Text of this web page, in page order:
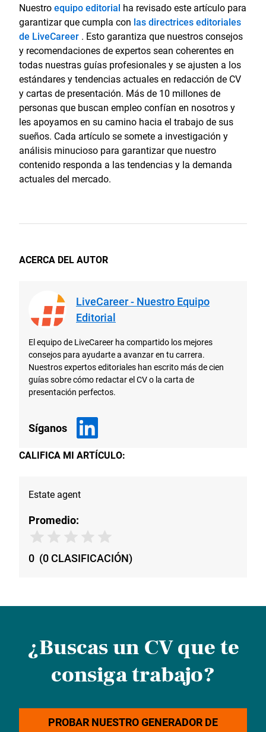
Nuestroequipo editorial ha revisado este artículo para
garantizar que cumpla con las directrices editoriales
de LiveCareer . Esto garantiza que nuestros consejos
y recomendaciones de expertos sean coherentes en
todas nuestras guías profesionales y se ajusten a los
estándares y tendencias actuales en redacción de CV
y cartas de presentación. Más de 10 millones de
personas que buscan empleo confían en nosotros y
les apoyamos en su camino hacia el trabajo de sus
sueños. Cada artículo se somete a investigación y
análisis minucioso para garantizar que nuestro
contenido responda a las tendencias y la demanda
actuales del mercado.
ACERCA DEL AUTOR
LiveCareer - Nuestro Equipo
Editorial
El equipo de LiveCareer ha compartido los mejores
consejos para ayudarte a avanzar en tu carrera.
Nuestros expertos editoriales han escrito más de cien
guías sobre cómo redactar el CV o la carta de
presentación perfectos.
Síganos
CALIFICA MI ARTÍCULO:
Estate agent
Promedio:
0 (0CLASIFICACIÓN)
¿Buscas un CV que te
consiga trabajo?
PROBAR NUESTRO GENERADOR DE